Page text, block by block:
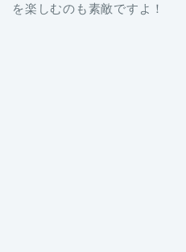
を楽しむのも素敵ですよ！